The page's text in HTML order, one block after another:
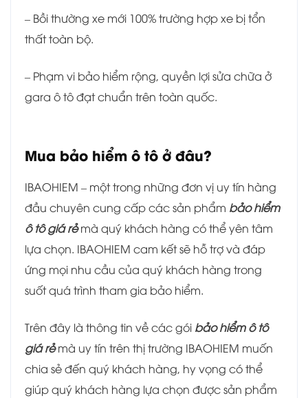
– Bồi thường xe mới 100% trường hợp xe bị tổn
thất toàn bộ.
– Phạm vi bảo hiểm rộng, quyền lợi sửa chữa ở
gara ô tô đạt chuẩn trên toàn quốc.
Mua bảo hiểm ô tô ở đâu?
IBAOHIEM – một trong những đơn vị uy tín hàng
đầu chuyên cung cấp các sản phẩm bảo hiểm
ô tô giá rẻmà quý khách hàng có thể yên tâm
lựa chọn. IBAOHIEM cam kết sẽ hỗ trợ và đáp
ứng mọi nhu cầu của quý khách hàng trong
suốt quá trình tham gia bảo hiểm.
Trên đây là thông tin về các gói bảo hiểm ô tô
giá rẻmà uy tín trên thị trường IBAOHIEM muốn
chia sẻ đến quý khách hàng, hy vọng có thể
giúp quý khách hàng lựa chọn được sản phẩm